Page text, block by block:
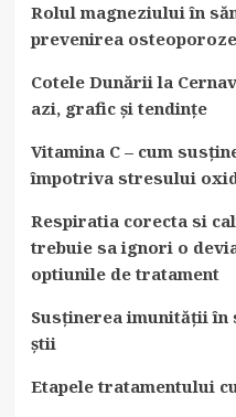
Rolul magneziului în
prevenirea
Cotele Dunării la
azi, grafic și tendințe
Vitamina C – cum
împotriva stresului
Respiratia corecta si
trebuie sa ignori o
optiunile de tratament
Susținerea imunității în
știi
Etapele tratamentului